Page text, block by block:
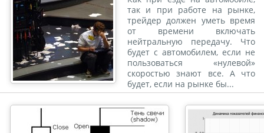
так и при работе на рынке,
трейдер должен уметь время
от времени включать
нейтральную передачу. Что
будет с автомобилем, если не
пользоваться «нулевой»
скоростью знают все. А что
будет, если на рынке бы...